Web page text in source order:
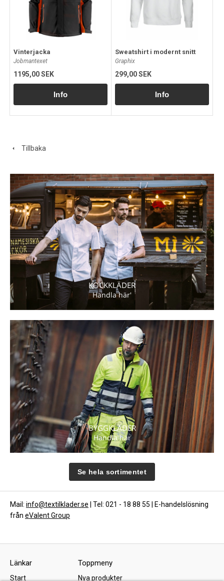
Vinterjacka
Jobmantexet
1195,00 SEK
Sweatshirt i modernt snitt
Graphix
299,00 SEK
Tillbaka
KOCKKLÄDER
Handla här'
BYGGKLÄDER
Handla här
Se hela sortimentet
Mail: info@textilklader.se | Tel: 021 - 18 88 55 | E-handelslösning
från eValent Group
Länkar
Start
Toppmeny
Nya produkter